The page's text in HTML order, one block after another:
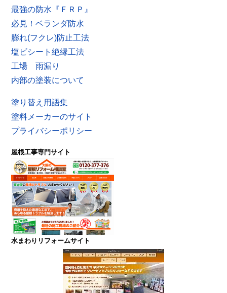
最強の防水『ＦＲＰ』
必見！ベランダ防水
膨れ(フクレ)防止工法
塩ビシート絶縁工法
工場 雨漏り
内部の塗装について
塗り替え用語集
塗料メーカーのサイト
プライバシーポリシー
屋根工事専門サイト
水まわりリフォームサイト